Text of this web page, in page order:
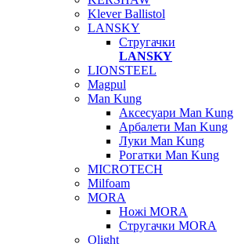
Klever Ballistol
LANSKY
Стругачки
LANSKY
LIONSTEEL
Magpul
Man Kung
Аксесуари Man Kung
Арбалети Man Kung
Луки Man Kung
Рогатки Man Kung
MICROTECH
Milfoam
MORA
Ножі MORA
Стругачки MORA
Olight